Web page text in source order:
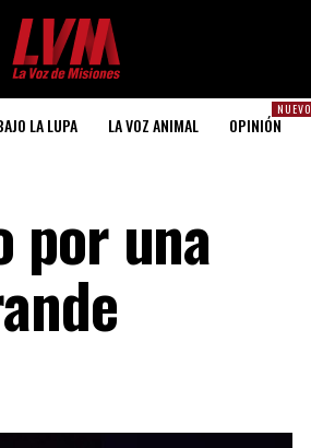
LA LUPA LA VOZ ANIMAL
NUEVO
OPINIÓN
por una